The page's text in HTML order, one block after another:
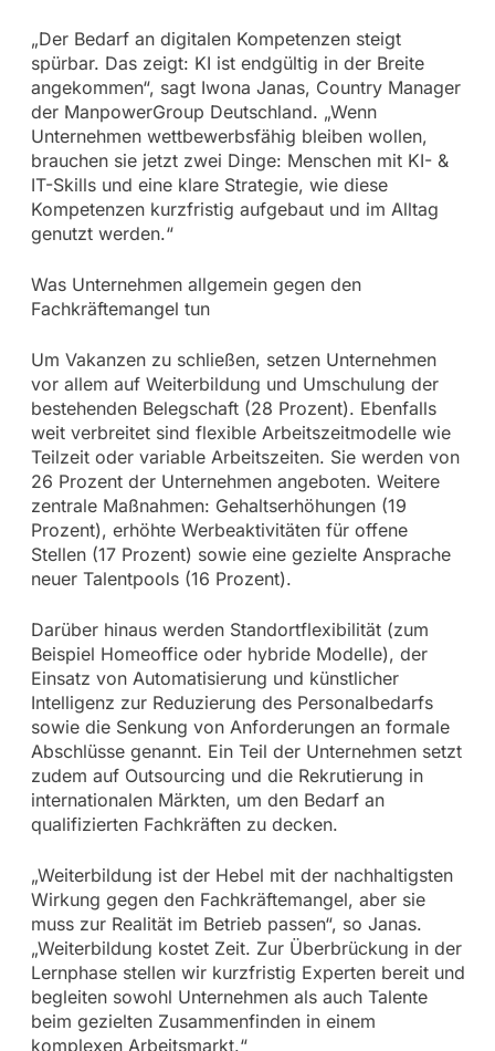
„Der Bedarf an digitalen Kompetenzen steigt
spürbar. Das zeigt: KI ist endgültig in der Breite
angekommen“, sagt Iwona Janas, Country Manager
der ManpowerGroup Deutschland. „Wenn
Unternehmen wettbewerbsfähig bleiben wollen,
brauchen sie jetzt zwei Dinge: Menschen mit KI- &
IT-Skills und eine klare Strategie, wie diese
Kompetenzen kurzfristig aufgebaut und im Alltag
genutzt werden.“
Was Unternehmen allgemein gegen den
Fachkräftemangel tun
Um Vakanzen zu schließen, setzen Unternehmen
vor allem auf Weiterbildung und Umschulung der
bestehenden Belegschaft (28 Prozent). Ebenfalls
weit verbreitet sind flexible Arbeitszeitmodelle wie
Teilzeit oder variable Arbeitszeiten. Sie werden von
26 Prozent der Unternehmen angeboten. Weitere
zentrale Maßnahmen: Gehaltserhöhungen (19
Prozent), erhöhte Werbeaktivitäten für offene
Stellen (17 Prozent) sowie eine gezielte Ansprache
neuer Talentpools (16 Prozent).
Darüber hinaus werden Standortflexibilität (zum
Beispiel Homeoffice oder hybride Modelle), der
Einsatz von Automatisierung und künstlicher
Intelligenz zur Reduzierung des Personalbedarfs
sowie die Senkung von Anforderungen an formale
Abschlüsse genannt. Ein Teil der Unternehmen setzt
zudem auf Outsourcing und die Rekrutierung in
internationalen Märkten, um den Bedarf an
qualifizierten Fachkräften zu decken.
„Weiterbildung ist der Hebel mit der nachhaltigsten
Wirkung gegen den Fachkräftemangel, aber sie
muss zur Realität im Betrieb passen“, so Janas.
„Weiterbildung kostet Zeit. Zur Überbrückung in der
Lernphase stellen wir kurzfristig Experten bereit und
begleiten sowohl Unternehmen als auch Talente
beim gezielten Zusammenfinden in einem
komplexen Arbeitsmarkt.“